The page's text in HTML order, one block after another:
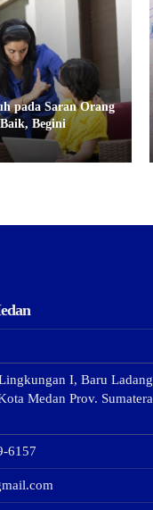
pada Saran Orang
Begini
I, Baru Ladang
Medan Prov. Sumatera
6157